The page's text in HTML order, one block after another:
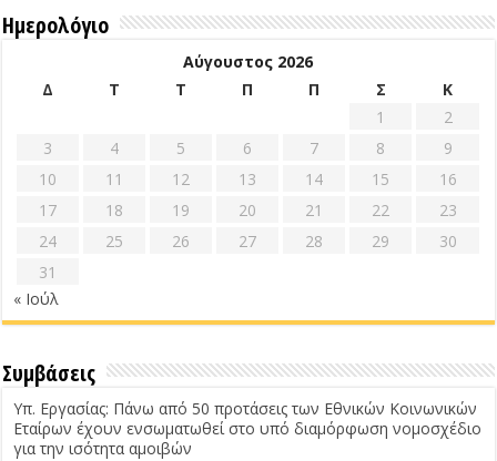
Ημερολόγιο
Αύγουστος 2026
Δ
Τ Τ Π Π Σ
Κ
1
2
3
4 5 6 7 8
9
10
11 12 13 14 15
16
17
18 19 20 21 22
23
24
25 26 27 28 29
30
31
« Ιούλ
Συμβάσεις
Υπ. Εργασίας: Πάνω από 50 προτάσεις των Εθνικών Κοινωνικών
Εταίρων έχουν ενσωματωθεί στο υπό διαμόρφωση νομοσχέδιο
για την ισότητα αμοιβών